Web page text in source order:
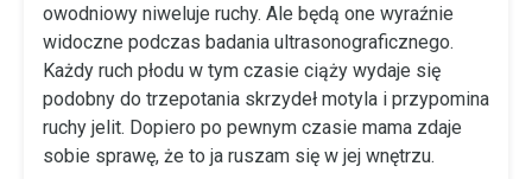
owodniowy niweluje ruchy. Ale będą one wyraźnie
widoczne podczas badania ultrasonograficznego.
Każdy ruch płodu w tym czasie ciąży wydaje się
podobny do trzepotania skrzydeł motyla i przypomina
ruchy jelit. Dopiero po pewnym czasie mama zdaje
sobie sprawę, że to ja ruszam się w jej wnętrzu.